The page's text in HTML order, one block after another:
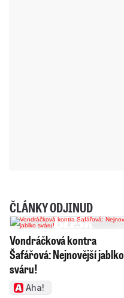
ČLÁNKY ODJINUD
Vondráčková kontra
Šafářová: Nejnovější jablko
sváru!
Aha!